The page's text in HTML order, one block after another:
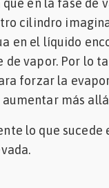
en la fase de
cilindro
en el líquido
de vapor. Por lo
forzar la
más allá
lo que